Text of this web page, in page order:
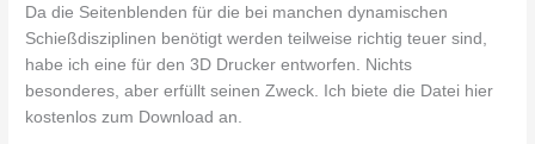
Da die Seitenblenden für die bei manchen dynamischen
Schießdisziplinen benötigt werden teilweise richtig teuer sind,
habe ich eine für den 3D Drucker entworfen. Nichts
besonderes, aber erfüllt seinen Zweck. Ich biete die Datei hier
kostenlos zum Download an.